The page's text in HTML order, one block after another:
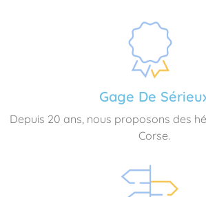
Gage De
Depuis 20 ans, nous proposons des
Corse.